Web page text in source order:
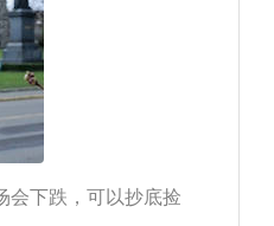
会下跌，可以抄底捡